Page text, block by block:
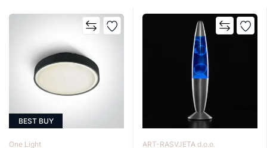
BEST BUY
One Light ART-RASVJETA d.o.o.